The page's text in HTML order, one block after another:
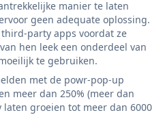
manier te laten
geen adequate oplossing.
party apps voordat ze
hen leek een onderdeel van
te gebruiken.
met de powr-pop-up
meer dan 250% (meer dan
laten groeien tot meer dan 6000